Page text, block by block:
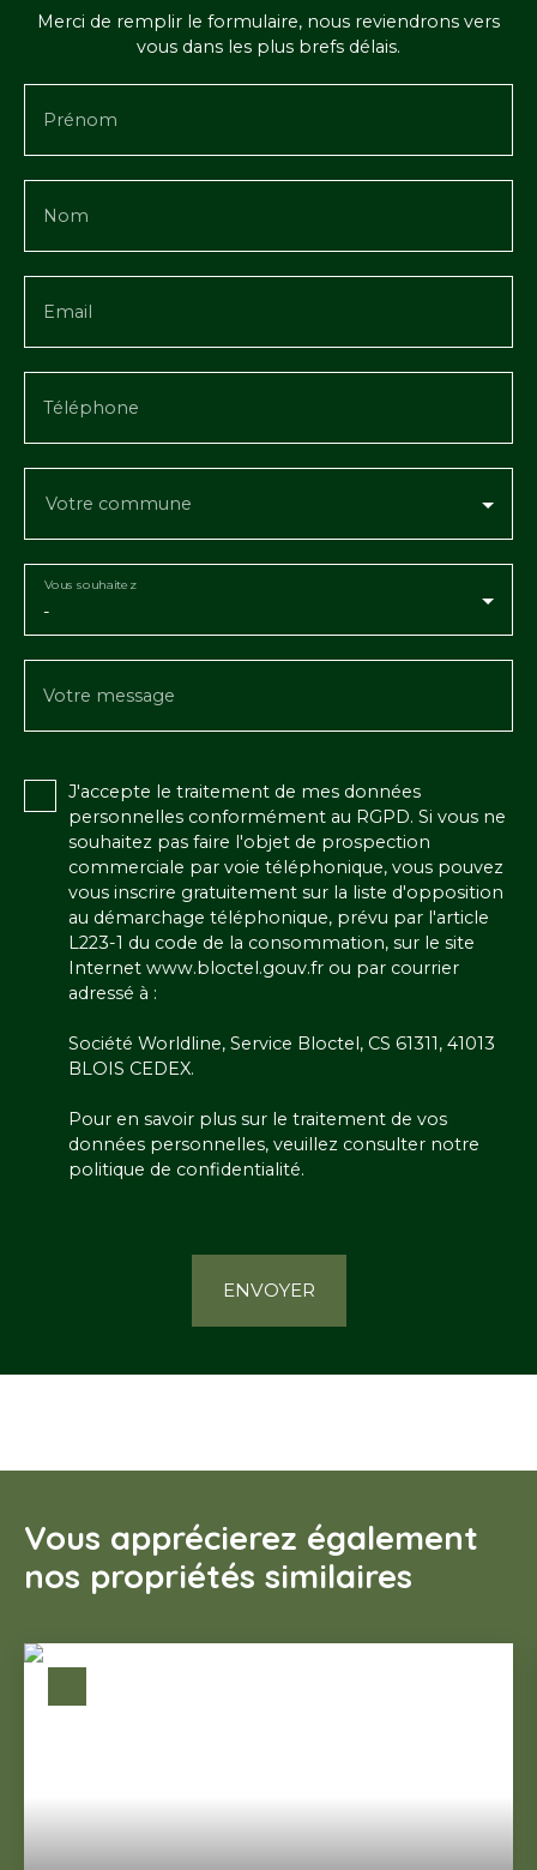
Merci de remplir le formulaire, nous reviendrons vers
vous dans les plus brefs délais.
Prénom
Nom
Email
Téléphone
Votre commune
-
Vous souhaitez
Votre message
J'accepte le traitement de mes données
personnelles conformément au RGPD. Si vous ne
souhaitez pas faire l'objet de prospection
commerciale par voie téléphonique, vous pouvez
vous inscrire gratuitement sur la liste d'opposition
au démarchage téléphonique, prévu par l'article
L223-1 du code de la consommation, sur le site
Internet www.bloctel.gouv.fr ou par courrier
adressé à :
Société Worldline, Service Bloctel, CS 61311, 41013
BLOIS CEDEX.
Pour en savoir plus sur le traitement de vos
données personnelles, veuillez consulter notre
politique de confidentialité.
ENVOYER
Vous apprécierez également
nos propriétés similaires